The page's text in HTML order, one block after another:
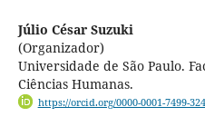
Júlio César Suzuki
(Organizador)
Universidade de São Paulo.
Ciências Humanas.
https://orcid.org/0000-0001-7499-